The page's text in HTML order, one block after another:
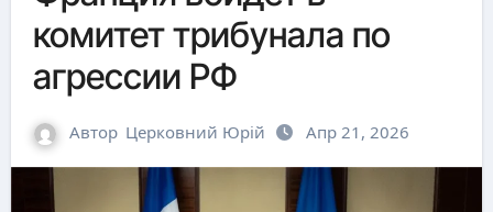
комитет трибунала по
агрессии РФ
Автор Церковний Юрій Апр 21, 2026